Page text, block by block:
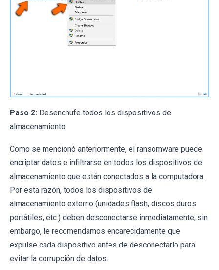
Paso 2: Desenchufe todos los dispositivos de
almacenamiento.
Como se mencionó anteriormente, el ransomware puede
encriptar datos e infiltrarse en todos los dispositivos de
almacenamiento que están conectados a la computadora.
Por esta razón, todos los dispositivos de
almacenamiento externo (unidades flash, discos duros
portátiles, etc.) deben desconectarse inmediatamente; sin
embargo, le recomendamos encarecidamente que
expulse cada dispositivo antes de desconectarlo para
evitar la corrupción de datos: